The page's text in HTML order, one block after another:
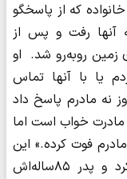
که از پاسخگو
آنها رفت و پس از
روبه‌رو شد. او
یا با آنها تماس
نه مادرم پاسخ داد
خواب است اما
فوت کرده.» این
مرد جوان موضوع را به پلیس گزارش کرد و پدر ۸۵ساله‌اش